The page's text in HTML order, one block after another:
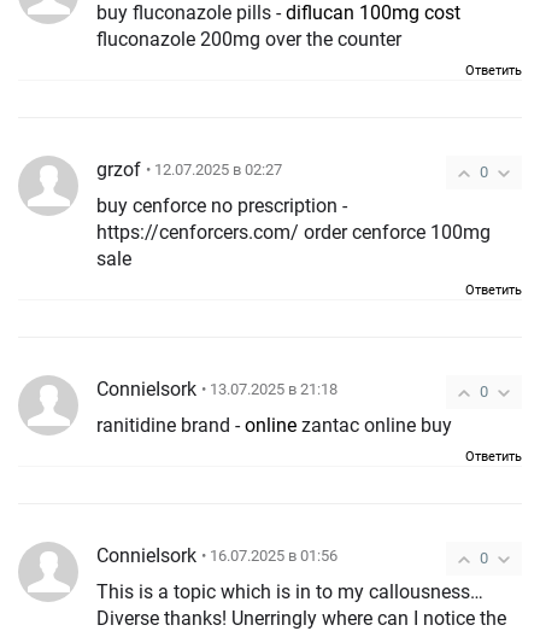
buy fluconazole pills -diflucan 100mg cost
fluconazole 200mg over the counter
Ответить
0
grzof • 12.07.2025 в 02:27
buy cenforce no prescription -
https://cenforcers.com/ order cenforce 100mg
sale
Ответить
0
ConnieIsork • 13.07.2025 в 21:18
ranitidine brand -online zantac online buy
Ответить
0
ConnieIsork • 16.07.2025 в 01:56
This is a topic which is in to my callousness…
Diverse thanks! Unerringly where can I notice the